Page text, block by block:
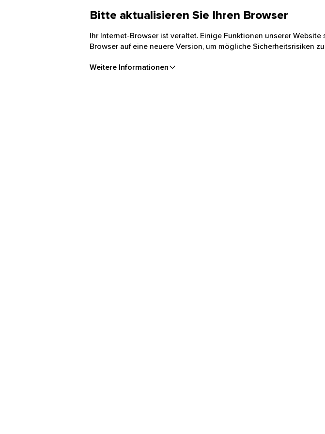
Bitte aktualisieren Sie Ihren Browser
Ihr Internet-Browser ist veraltet. Einige Funktionen unserer
Browser auf eine neuere Version, um mögliche Sicherheitsrisiken
Weitere Informationen